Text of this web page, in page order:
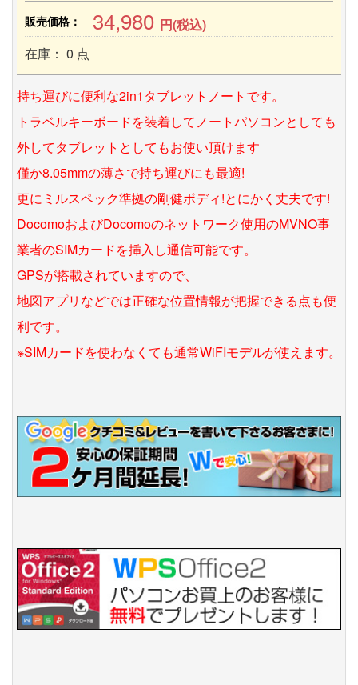
販売価格： 34,980 円(税込)
在庫： 0 点
持ち運びに便利な2in1タブレットノートです。
トラベルキーボードを装着してノートパソコンとしても
外してタブレットとしてもお使い頂けます
僅か8.05mmの薄さで持ち運びにも最適!
更にミルスペック準拠の剛健ボディ!とにかく丈夫です!
DocomoおよびDocomoのネットワーク使用のMVNO事
業者のSIMカードを挿入し通信可能です。
GPSが搭載されていますので、
地図アプリなどでは正確な位置情報が把握できる点も便
利です。
※SIMカードを使わなくても通常WiFIモデルが使えます。